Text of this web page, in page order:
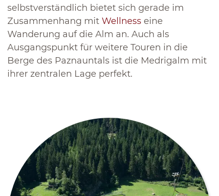
selbstverständlich bietet sich gerade im
Zusammenhang mit Wellness eine
Wanderung auf die Alm an. Auch als
Ausgangspunkt für weitere Touren in die
Berge des Paznauntals ist die Medrigalm mit
ihrer zentralen Lage perfekt.